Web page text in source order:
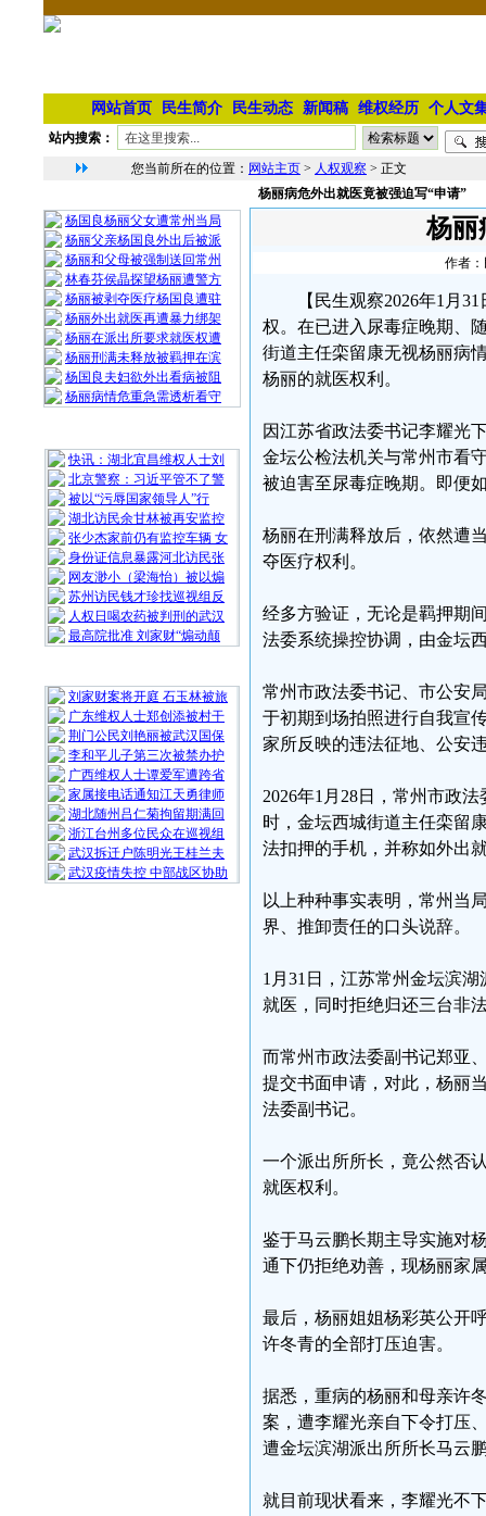
网站首页 民生简介 民生动态 新闻稿 维权经历 个人文
站内搜索：
您当前所在的位置： 网站主页 > 人权观察 > 正文
杨国良杨丽父女遭常州当局
杨丽父亲杨国良外出后被派
杨丽和父母被强制送回常州
林春芬侯晶探望杨丽遭警方
杨丽被剥夺医疗杨国良遭驻
杨丽外出就医再遭暴力绑架
杨丽在派出所要求就医权遭
杨丽刑满未释放被羁押在滨
杨国良夫妇欲外出看病被阻
杨丽病情危重急需透析看守
快讯：湖北宜昌维权人士刘
北京警察：习近平管不了警
被以“污辱国家领导人”行
湖北访民余甘林被再安监控
张少杰家前仍有监控车辆 女
身份证信息暴露河北访民张
网友渺小（梁海怡）被以煽
苏州访民钱才珍找巡视组反
人权日喝农药被判刑的武汉
最高院批准 刘家财“煽动颠
刘家财案将开庭 石玉林被旅
广东维权人士郑创添被村干
荆门公民刘艳丽被武汉国保
李和平儿子第三次被禁办护
广西维权人士谭爱军遭跨省
家属接电话通知江天勇律师
湖北随州吕仁菊拘留期满回
浙江台州多位民众在巡视组
武汉拆迁户陈明光王桂兰夫
武汉疫情失控 中部战区协助
杨丽病危外出就医竟被强迫写“申请”
杨丽
作者：
【民生观察2026年1月
权。在已进入尿毒症晚期、
街道主任栾留康无视杨丽病
杨丽的就医权利。
因江苏省政法委书记李耀光
金坛公检法机关与常州市看
被迫害至尿毒症晚期。即便
杨丽在刑满释放后，依然遭
夺医疗权利。
经多方验证，无论是羁押期
法委系统操控协调，由金坛
常州市政法委书记、市公安
于初期到场拍照进行自我宣
家所反映的违法征地、公安
2026年1月28日，常州市政
时，金坛西城街道主任栾留
法扣押的手机，并称如外出
以上种种事实表明，常州当
界、推卸责任的口头说辞。
1月31日，江苏常州金坛滨
就医，同时拒绝归还三台非
而常州市政法委副书记郑亚
提交书面申请，对此，杨丽
法委副书记。
一个派出所所长，竟公然否
就医权利。
鉴于马云鹏长期主导实施对
通下仍拒绝劝善，现杨丽家
最后，杨丽姐姐杨彩英公开
许冬青的全部打压迫害。
据悉，重病的杨丽和母亲许
案，遭李耀光亲自下令打压
遭金坛滨湖派出所所长马云
就目前现状看来，李耀光不